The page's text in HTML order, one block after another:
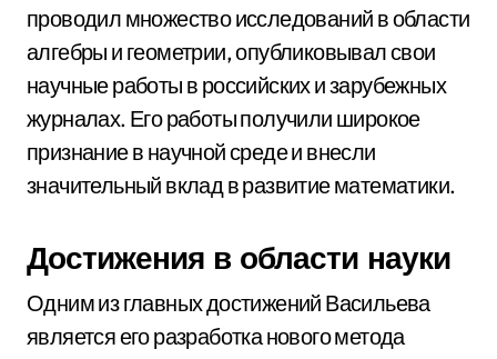
проводил множество исследований в области
алгебры и геометрии, опубликовывал свои
научные работы в российских и зарубежных
журналах. Его работы получили широкое
признание в научной среде и внесли
значительный вклад в развитие математики.
Достижения в области науки
Одним из главных достижений Васильева
является его разработка нового метода